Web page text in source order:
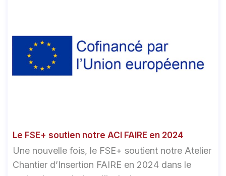
Le FSE+ soutien notre ACI FAIRE en 2024
Une nouvelle fois, le FSE+ soutient notre Atelier
Chantier d’Insertion FAIRE en 2024 dans le